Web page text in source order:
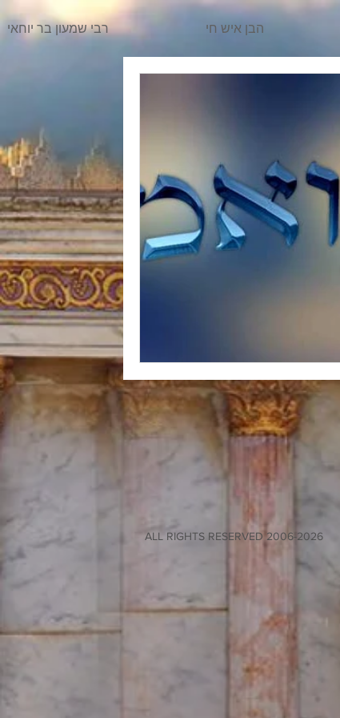
הבן איש חי רבי שמעון בר יוחאי
ALL RIGHTS RESERVED 2006-2026